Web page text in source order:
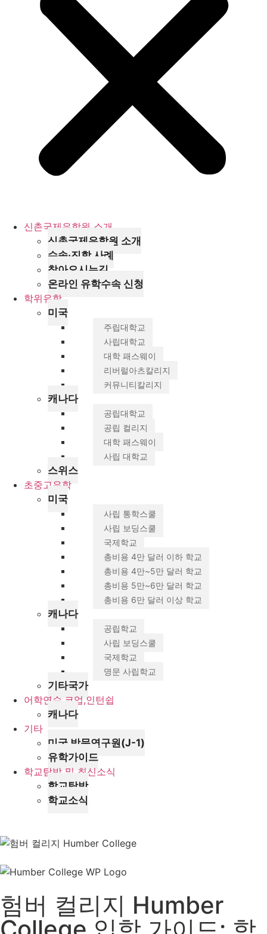
신촌국제유학원 소개
신촌국제유학원 소개
수속·진학 사례
찾아오시는길
온라인 유학수속 신청
학위유학
미국
주립대학교
사립대학교
대학 패스웨이
리버럴아츠칼리지
커뮤니티칼리지
캐나다
공립대학교
공립 컬리지
대학 패스웨이
사립 대학교
스위스
초중고유학
미국
사립 통학스쿨
사립 보딩스쿨
국제학교
총비용 4만 달러 이하 학교
총비용 4만~5만 달러 학교
총비용 5만~6만 달러 학교
총비용 6만 달러 이상 학교
캐나다
공립학교
사립 보딩스쿨
국제학교
명문 사립학교
기타국가
어학연수,코업,인턴쉽
캐나다
기타
미국 방문연구원(J-1)
유학가이드
학교탐방 및 최신소식
학교탐방
학교소식
험버 컬리지 Humber